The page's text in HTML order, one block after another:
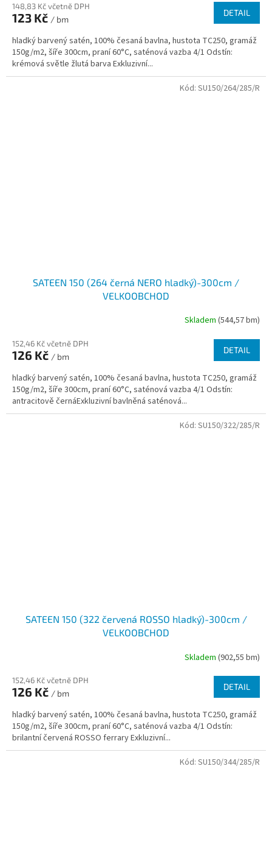
148,83 Kč včetně DPH
123 Kč / bm
DETAIL
hladký barvený satén, 100% česaná bavlna, hustota TC250, gramáž
150g/m2, šíře 300cm, praní 60°C, saténová vazba 4/1 Odstín:
krémová světle žlutá barva Exkluzivní...
SATEEN 150 (264 černá NERO hladký)-300cm /
VELKOOBCHOD
Skladem (544,57 bm)
152,46 Kč včetně DPH
126 Kč / bm
DETAIL
hladký barvený satén, 100% česaná bavlna, hustota TC250, gramáž
150g/m2, šíře 300cm, praní 60°C, saténová vazba 4/1 Odstín:
antracitově černáExkluzivní bavlněná saténová...
Kód: SU150/264/285/R
SATEEN 150 (322 červená ROSSO hladký)-300cm /
VELKOOBCHOD
Skladem (902,55 bm)
152,46 Kč včetně DPH
126 Kč / bm
DETAIL
hladký barvený satén, 100% česaná bavlna, hustota TC250, gramáž
150g/m2, šíře 300cm, praní 60°C, saténová vazba 4/1 Odstín:
brilantní červená ROSSO ferrary Exkluzivní...
Kód: SU150/322/285/R
Kód: SU150/344/285/R